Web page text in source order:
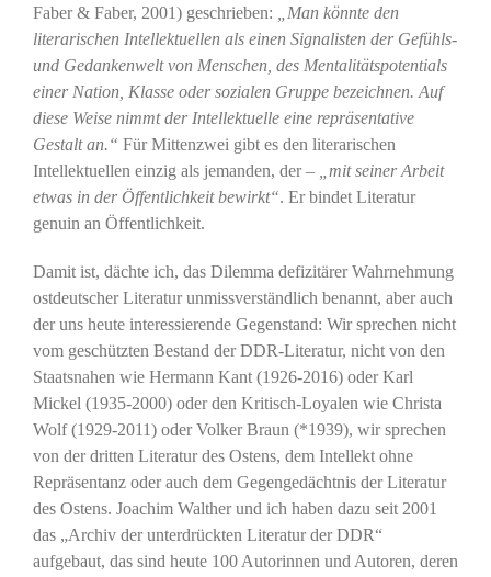
Faber & Faber, 2001) geschrieben:
„Man könnte den
literarischen Intellektuellen als einen Signalisten der Gefühls-
und Gedankenwelt von Menschen, des Mentalitätspotentials
einer Nation, Klasse oder sozialen Gruppe bezeichnen. Auf
diese Weise nimmt der Intellektuelle eine repräsentative
Gestalt an.“ Für Mittenzwei gibt es den literarischen
Intellektuellen einzig als jemanden, der –
„mit seiner Arbeit
etwas in der Öffentlichkeit bewirkt“. Er bindet Literatur
genuin an Öffentlichkeit.
Damit ist, dächte ich, das Dilemma defizitärer Wahrnehmung
ostdeutscher Literatur unmissverständlich benannt, aber auch
der uns heute interessierende Gegenstand: Wir sprechen nicht
vom geschützten Bestand der DDR-Literatur, nicht von den
Staatsnahen wie Hermann Kant (1926-2016) oder Karl
Mickel (1935-2000) oder den Kritisch-Loyalen wie Christa
Wolf (1929-2011) oder Volker Braun (*1939), wir sprechen
von der dritten Literatur des Ostens, dem Intellekt ohne
Repräsentanz oder auch dem Gegengedächtnis der Literatur
des Ostens. Joachim Walther und ich haben dazu seit 2001
das „Archiv der unterdrückten Literatur der DDR“
aufgebaut, das sind heute 100 Autorinnen und Autoren, deren